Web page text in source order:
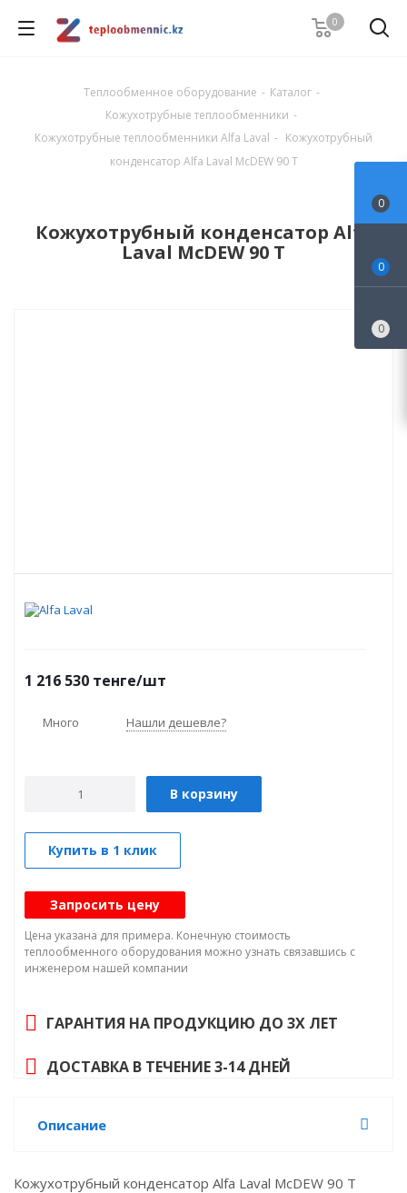
0
Теплообменное оборудование - Каталог -
Кожухотрубные теплообменники -
Кожухотрубные теплообменники Alfa Laval - Кожухотрубный
конденсатор Alfa Laval McDEW 90 T
Кожухотрубный конденсатор Alfa
Laval McDEW 90 T
1 216 530 тенге/шт
Много Нашли дешевле?
В корзину
Купить в 1 клик
Запросить цену
Цена указана для примера. Конечную стоимость
теплообменного оборудования можно узнать связавшись с
инженером нашей компании
ГАРАНТИЯ НА ПРОДУКЦИЮ ДО 3Х ЛЕТ
ДОСТАВКА В ТЕЧЕНИЕ 3-14 ДНЕЙ
Описание
Кожухотрубный конденсатор Alfa Laval McDEW 90 T
0
0
0